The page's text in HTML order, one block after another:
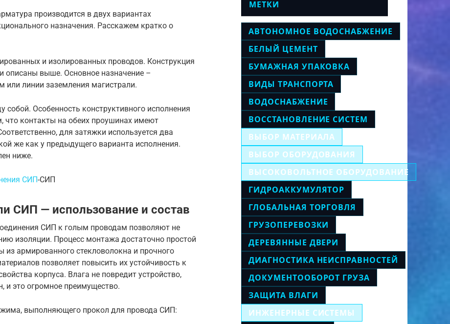
производится в двух вариантах
назначения. Расскажем кратко о
и изолированных проводов. Конструкция
описаны выше. Основное назначение –
линии заземления магистрали.
Особенность конструктивного исполнения
что контакты на обеих проушинах имеют
для затяжки используется два
же как у предыдущего варианта исполнения.
ниже.
СИП-СИП
СИП — использование и состав
СИП к голым проводам позволяют не
изоляции. Процесс монтажа достаточно простой
из армированного стекловолокна и прочного
позволяет повысить их устойчивость к
корпуса. Влага не повредит устройство,
и это огромное преимущество.
выполняющего прокол для провода СИП:
МЕТКИ
АВТОНОМНОЕ ВОДОСНАБЖЕНИЕ
БЕЛЫЙ ЦЕМЕНТ
БУМАЖНАЯ УПАКОВКА
ВИДЫ ТРАНСПОРТА
ВОДОСНАБЖЕНИЕ
ВОССТАНОВЛЕНИЕ СИСТЕМ
ВЫБОР МАТЕРИАЛА
ВЫБОР ОБОРУДОВАНИЯ
ВЫСОКОВОЛЬТНОЕ ОБОРУДОВАНИЕ
ГИДРОАККУМУЛЯТОР
ГЛОБАЛЬНАЯ ТОРГОВЛЯ
ГРУЗОПЕРЕВОЗКИ
ДЕРЕВЯННЫЕ ДВЕРИ
ДИАГНОСТИКА НЕИСПРАВНОСТЕЙ
ДОКУМЕНТООБОРОТ ГРУЗА
ЗАЩИТА ВЛАГИ
ИНЖЕНЕРНЫЕ СИСТЕМЫ